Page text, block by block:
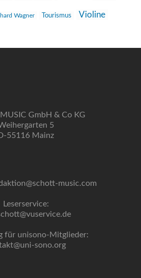
Wagner Tourismus Violine
GmbH & Co KG
5
55116 Mainz
music.com
Leserservice:
für unisono-Mitglieder:
sono.org